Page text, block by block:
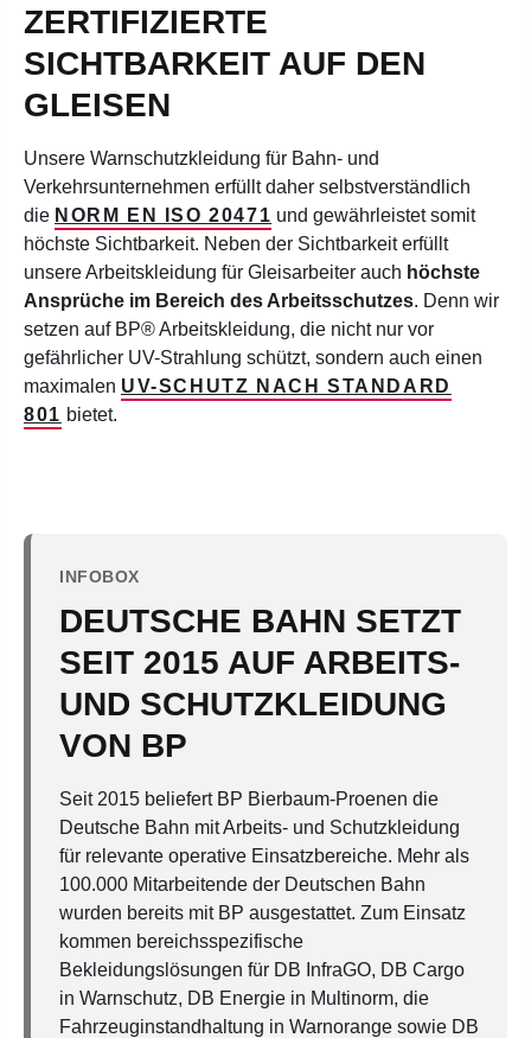
ZERTIFIZIERTE
SICHTBARKEIT AUF DEN
GLEISEN
Unsere Warnschutzkleidung für Bahn- und
Verkehrsunternehmen erfüllt daher selbstverständlich
die NORM EN ISO 20471 und gewährleistet somit
höchste Sichtbarkeit. Neben der Sichtbarkeit erfüllt
unsere Arbeitskleidung für Gleisarbeiter auch höchste
Ansprüche im Bereich des Arbeitsschutzes. Denn wir
setzen auf BP® Arbeitskleidung, die nicht nur vor
gefährlicher UV-Strahlung schützt, sondern auch einen
maximalen UV-SCHUTZ NACH STANDARD
801 bietet.
INFOBOX
DEUTSCHE BAHN SETZT
SEIT 2015 AUF ARBEITS-
UND SCHUTZKLEIDUNG
VON BP
Seit 2015 beliefert BP Bierbaum-Proenen die
Deutsche Bahn mit Arbeits- und Schutzkleidung
für relevante operative Einsatzbereiche. Mehr als
100.000 Mitarbeitende der Deutschen Bahn
wurden bereits mit BP ausgestattet. Zum Einsatz
kommen bereichsspezifische
Bekleidungslösungen für DB InfraGO, DB Cargo
in Warnschutz, DB Energie in Multinorm, die
Fahrzeuginstandhaltung in Warnorange sowie DB